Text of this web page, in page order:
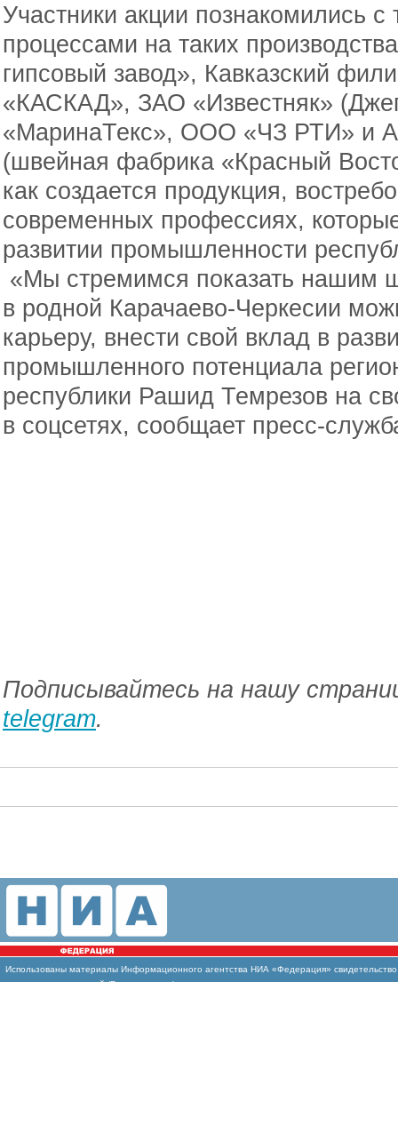
Участники акции познакомились с
процессами на таких
гипсовый завод», Кавказский
«КАСКАД», ЗАО «Известняк»
«МаринаТекс», ООО «ЧЗ РТИ» и
(швейная фабрика «Красный
как создается продукция,
современных профессиях,
развитии промышленности
«Мы стремимся показать нашим
в родной Карачаево-Черкесии
карьеру, внести свой вклад в
промышленного потенциала
республики Рашид Темрезов на
в соцсетях, сообщает пресс-
Подписывайтесь на нашу
telegram.
Использованы материалы Информационного агентства НИА «Федерация»
массовых коммуникаций (Роскомнадзор)